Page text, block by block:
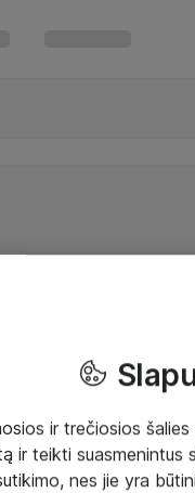
ir trečiosios
ir teikti suasmenintus
nes jie yra